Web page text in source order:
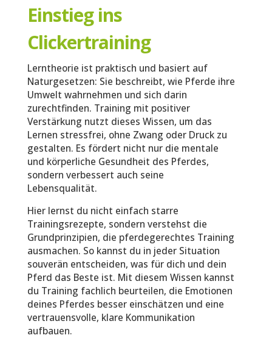
Einstieg ins
Clickertraining
Lerntheorie ist praktisch und basiert auf
Naturgesetzen: Sie beschreibt, wie Pferde ihre
Umwelt wahrnehmen und sich darin
zurechtfinden. Training mit positiver
Verstärkung nutzt dieses Wissen, um das
Lernen stressfrei, ohne Zwang oder Druck zu
gestalten. Es fördert nicht nur die mentale
und körperliche Gesundheit des Pferdes,
sondern verbessert auch seine
Lebensqualität.
Hier lernst du nicht einfach starre
Trainingsrezepte, sondern verstehst die
Grundprinzipien, die pferdegerechtes Training
ausmachen. So kannst du in jeder Situation
souverän entscheiden, was für dich und dein
Pferd das Beste ist. Mit diesem Wissen kannst
du Training fachlich beurteilen, die Emotionen
deines Pferdes besser einschätzen und eine
vertrauensvolle, klare Kommunikation
aufbauen.